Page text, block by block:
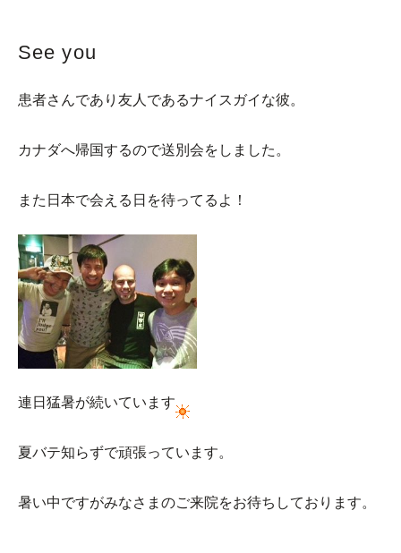
See you
患者さんであり友人であるナイスガイな彼。
カナダへ帰国するので送別会をしました。
また日本で会える日を待ってるよ！
連日猛暑が続いています
夏バテ知らずで頑張っています。
暑い中ですがみなさまのご来院をお待ちしております。